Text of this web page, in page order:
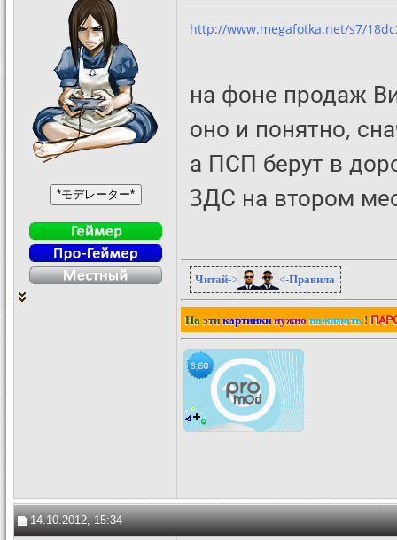
http://www.megafotka.net/s7/
на фоне продаж
оно и понятно,
а ПСП берут в
3ДС на втором
Читай-> <-Правила
На этикартинки нужно нажимать !
14.10.2012, 15:34